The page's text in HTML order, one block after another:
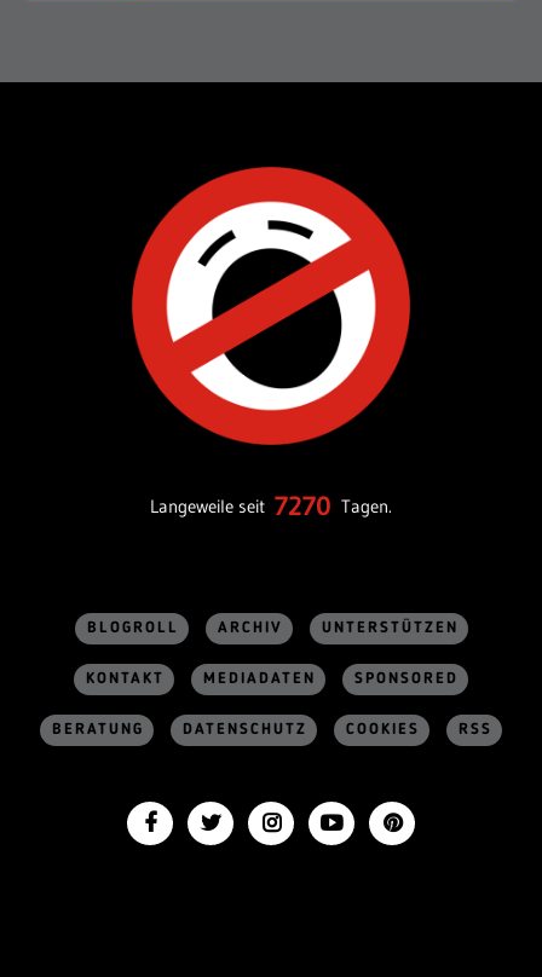
Langeweile seit 7270 Tagen.
BLOGROLL ARCHIV UNTERSTÜTZEN
KONTAKT MEDIADATEN SPONSORED
BERATUNG DATENSCHUTZ COOKIES RSS